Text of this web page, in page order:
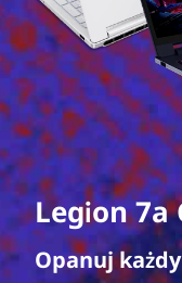
Legion 7a
Opanuj